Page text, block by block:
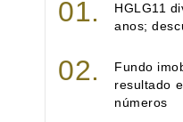
HGLG11
anos;
Fundo
resultado
números